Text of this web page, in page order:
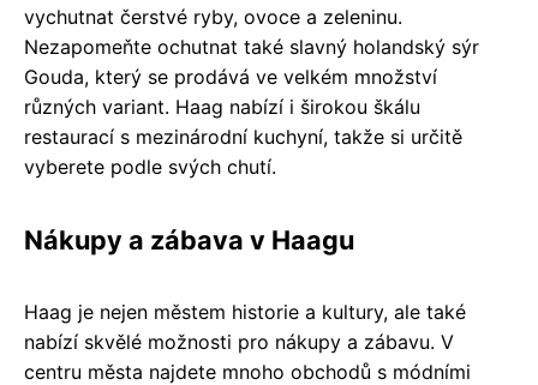
vychutnat čerstvé ryby, ovoce a zeleninu.
Nezapomeňte ochutnat také slavný holandský sýr
Gouda, který se prodává ve velkém množství
různých variant. Haag nabízí i širokou škálu
restaurací s mezinárodní kuchyní, takže si určitě
vyberete podle svých chutí.
Nákupy a zábava v Haagu
Haag je nejen městem historie a kultury, ale také
nabízí skvělé možnosti pro nákupy a zábavu. V
centru města najdete mnoho obchodů s módními